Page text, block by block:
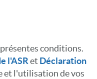
conditions.
l'ASRet Déclaration
et l'utilisation de vos